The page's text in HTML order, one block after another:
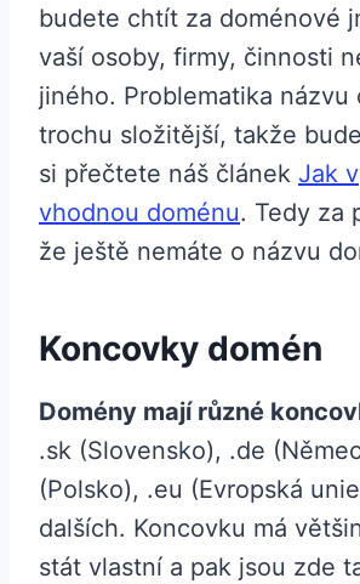
budete chtít za doménové
vaší osoby, firmy, činnosti
jiného. Problematika názvu
trochu složitější, takže
si přečtete náš článek Jak
vhodnou doménu. Tedy za
že ještě nemáte o názvu
Koncovky domén
Domény mají různé
.sk (Slovensko), .de
(Polsko), .eu (Evropská
dalších. Koncovku má
stát vlastní a pak jsou zde